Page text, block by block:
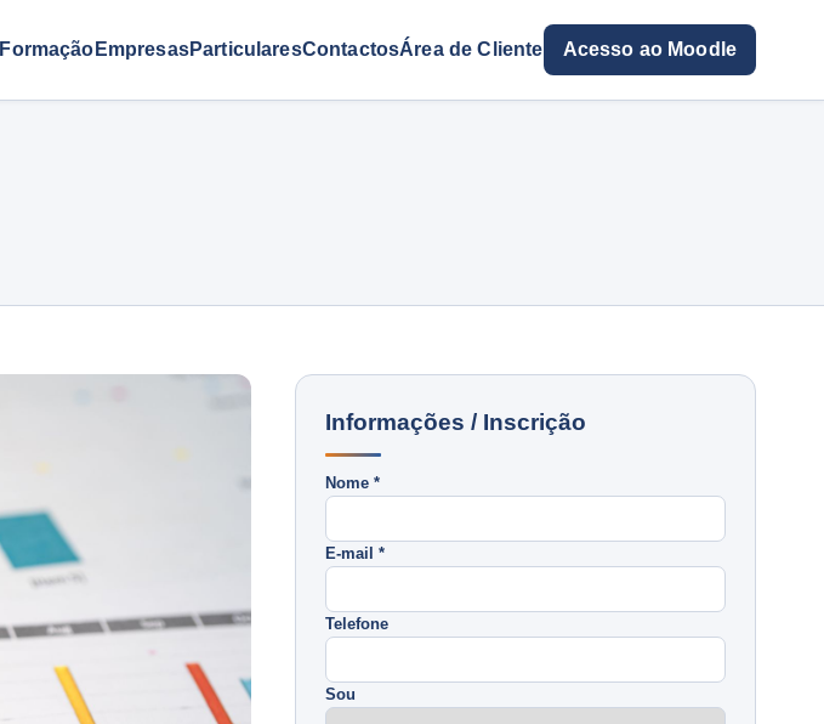
Formação EmpresasParticularesContactosÁrea de Cliente Acesso ao Moodle
Informações / Inscrição
Nome *
E-mail *
Telefone
Sou